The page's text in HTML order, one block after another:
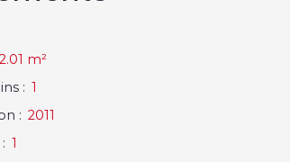
m²
: 1
: 2011
: 1